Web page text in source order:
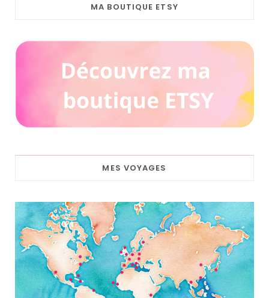
MA BOUTIQUE ETSY
MES VOYAGES